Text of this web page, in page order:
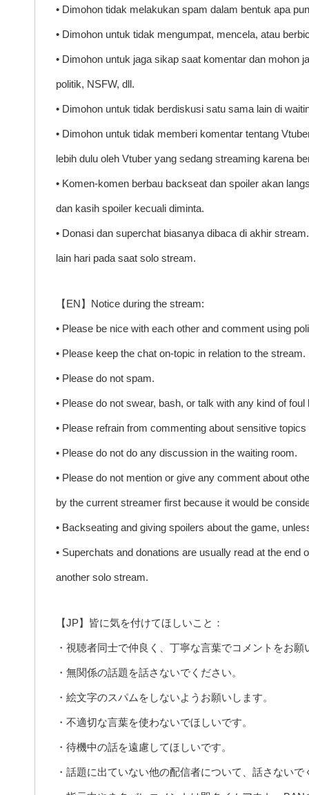
• Dimohon tidak melakukan spam dalam bentuk apa
• Dimohon untuk tidak mengumpat, mencela, atau
• Dimohon untuk jaga sikap saat komentar dan mohon
politik, NSFW, dll.
• Dimohon untuk tidak berdiskusi satu sama lain di
• Dimohon untuk tidak memberi komentar tentang
lebih dulu oleh Vtuber yang sedang streaming karena
• Komen-komen berbau backseat dan spoiler akan
dan kasih spoiler kecuali diminta.
• Donasi dan superchat biasanya dibaca di akhir
lain hari pada saat solo stream.
【EN】Notice during the stream:
• Please be nice with each other and comment using
• Please keep the chat on-topic in relation to the stream.
• Please do not spam.
• Please do not swear, bash, or talk with any kind of foul
• Please refrain from commenting about sensitive
• Please do not do any discussion in the waiting room.
• Please do not mention or give any comment about
by the current streamer first because it would be
• Backseating and giving spoilers about the game,
• Superchats and donations are usually read at the
another solo stream.
【JP】皆に気を付けてほしいこと：
・視聴者同士で仲良く、丁寧な言葉でコメントをお願
・無関係の話題を話さないでください。
・絵文字のスパムをしないようお願いします。
・不適切な言葉を使わないでほしいです。
・待機中の話を遠慮してほしいです。
・話題に出ていない他の配信者について、話さないで